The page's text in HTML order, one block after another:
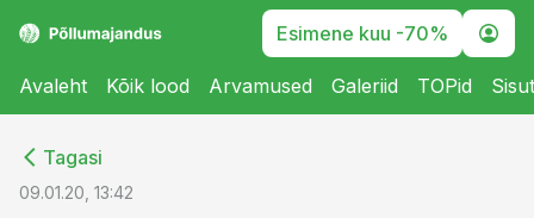
Esimene kuu -70%
Avaleht Kõik lood Arvamused Galeriid TOPid
Tagasi
09.01.20, 13:42